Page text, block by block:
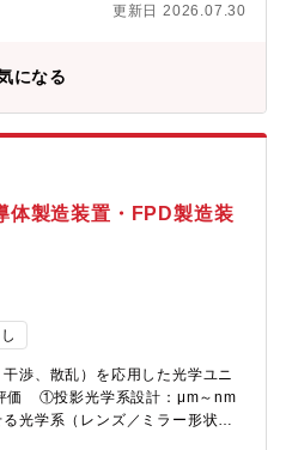
アップさせ、効率を上げていくの
必ず代休取得）■出張 国内：半年
）など
の幅広い領域を、いろいろな分
などの光学系が主となります。
半導体デバイスの欠陥を検出す
算と光学素子の選定では、アプ
系を設計します。③ 光学鏡筒の
の光学鏡筒を設計します。④ 評
、半導体デバイスの欠陥検出の
様では、半導体検査・計測装置
うにソフトの仕様を検討しま
として量産するために、規格対
の製品サポートを行います。
装置の製品化に伴い、2024年4
た。製品化を更に加速するた
高集積化に加え、3次元デバイス
により、電子線技術を活用した
へのニーズが世界的に高まって
更新日 2026.07.30
になる
体製造装置・FPD製造装
渉、散乱）を応用した光学ユニ
価 ①投影光学系設計：μm～nm
光学系（レンズ／ミラー形状・